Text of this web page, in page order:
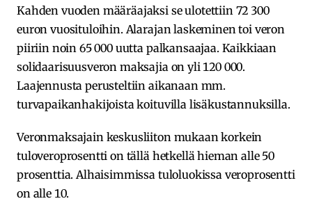
Kahden vuoden määräajaksi se ulotettiin 72 300
euron vuosituloihin. Alarajan laskeminen toi veron
piiriin noin 65 000 uutta palkansaajaa. Kaikkiaan
solidaarisuusveron maksajia on yli 120 000.
Laajennusta perusteltiin aikanaan mm.
turvapaikanhakijoista koituvilla lisäkustannuksilla.
Veronmaksajain keskusliiton mukaan korkein
tuloveroprosentti on tällä hetkellä hieman alle 50
prosenttia. Alhaisimmissa tuloluokissa veroprosentti
on alle 10.